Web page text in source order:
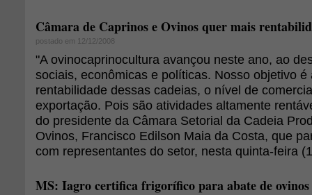
Câmara de Caprinos e Ovinos quer mais
postado em 12/12/2008
"A ovinocaprinocultura avançou neste ano, ao
sociais, econômicas e políticas. Nosso objetivo é
rentabilidade dessas cadeias, o nível de
exportação. Pois são atividades altamente
do presidente da Câmara Setorial da Cadeia
Ovinos, Francisco Edilson Maia da Costa, que
com representantes do setor, nesta quinta-feira
MS: Iagro certifica frigorífico para abate de ovinos